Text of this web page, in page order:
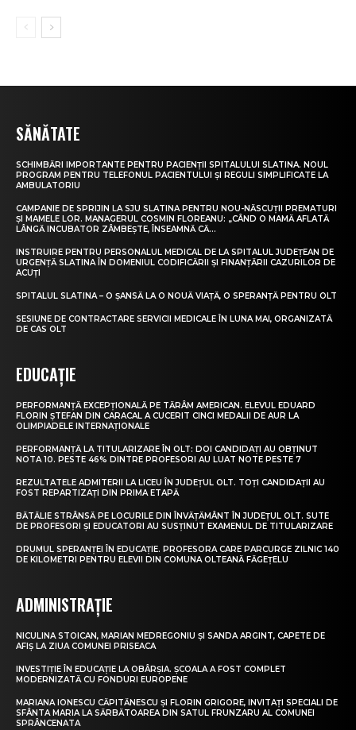
SĂNĂTATE
SCHIMBĂRI IMPORTANTE PENTRU PACIENȚII SPITALULUI SLATINA. NOUL
PROGRAM PENTRU TELEFONUL PACIENTULUI ȘI REGULI SIMPLIFICATE LA
AMBULATORIU
CAMPANIE DE SPRIJIN LA SJU SLATINA PENTRU NOU-NĂSCUȚII PREMATURI
ȘI MAMELE LOR. MANAGERUL COSMIN FLOREANU: „CÂND O MAMĂ AFLATĂ
LÂNGĂ INCUBATOR ZÂMBEȘTE, ÎNSEAMNĂ CĂ...
INSTRUIRE PENTRU PERSONALUL MEDICAL DE LA SPITALUL JUDEȚEAN DE
URGENȚĂ SLATINA ÎN DOMENIUL CODIFICĂRII ȘI FINANȚĂRII CAZURILOR DE
ACUȚI
SPITALUL SLATINA – O ȘANSĂ LA O NOUĂ VIAȚĂ, O SPERANȚĂ PENTRU OLT
SESIUNE DE CONTRACTARE SERVICII MEDICALE ÎN LUNA MAI, ORGANIZATĂ
DE CAS OLT
EDUCAȚIE
PERFORMANȚĂ EXCEPȚIONALĂ PE TĂRÂM AMERICAN. ELEVUL EDUARD
FLORIN ȘTEFAN DIN CARACAL A CUCERIT CINCI MEDALII DE AUR LA
OLIMPIADELE INTERNAȚIONALE
PERFORMANȚĂ LA TITULARIZARE ÎN OLT: DOI CANDIDAȚI AU OBȚINUT
NOTA 10. PESTE 46% DINTRE PROFESORI AU LUAT NOTE PESTE 7
REZULTATELE ADMITERII LA LICEU ÎN JUDEȚUL OLT. TOȚI CANDIDAȚII AU
FOST REPARTIZAȚI DIN PRIMA ETAPĂ
BĂTĂLIE STRÂNSĂ PE LOCURILE DIN ÎNVĂȚĂMÂNT ÎN JUDEȚUL OLT. SUTE
DE PROFESORI ȘI EDUCATORI AU SUSȚINUT EXAMENUL DE TITULARIZARE
DRUMUL SPERANȚEI ÎN EDUCAȚIE. PROFESORA CARE PARCURGE ZILNIC 140
DE KILOMETRI PENTRU ELEVII DIN COMUNA OLTEANĂ FĂGEȚELU
ADMINISTRAȚIE
NICULINA STOICAN, MARIAN MEDREGONIU ȘI SANDA ARGINT, CAPETE DE
AFIȘ LA ZIUA COMUNEI PRISEACA
INVESTIȚIE ÎN EDUCAȚIE LA OBÂRȘIA. ȘCOALA A FOST COMPLET
MODERNIZATĂ CU FONDURI EUROPENE
MARIANA IONESCU CĂPITĂNESCU ȘI FLORIN GRIGORE, INVITAȚI SPECIALI DE
SFÂNTA MARIA LA SĂRBĂTOAREA DIN SATUL FRUNZARU AL COMUNEI
SPRÂNCENATA